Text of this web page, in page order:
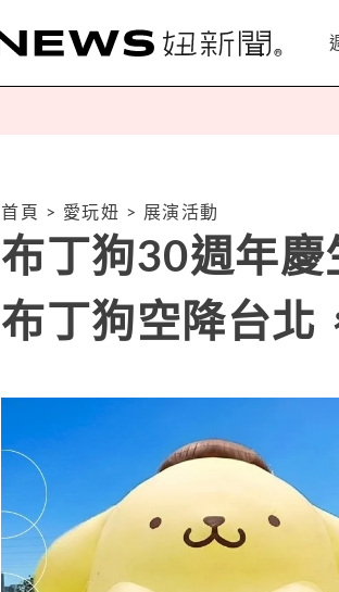
首頁 > 愛玩妞 > 展演活動
布丁狗30週年
布丁狗空降台北